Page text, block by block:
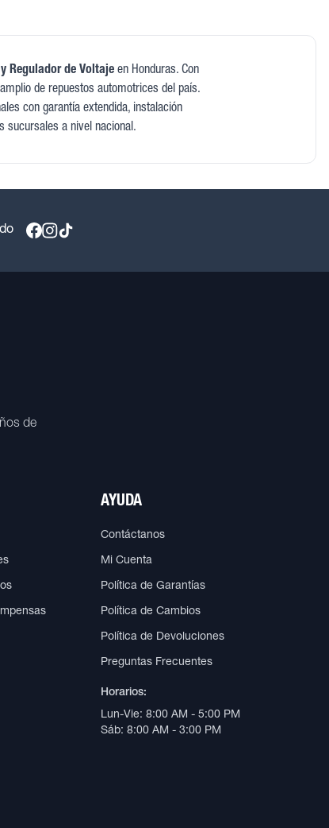
Regulador de Voltaje en Honduras. Con
de repuestos automotrices del país.
con garantía extendida, instalación
sucursales a nivel nacional.
de
AYUDA
Contáctanos
Mi Cuenta
Política de Garantías
Política de Cambios
Política de Devoluciones
Preguntas Frecuentes
Horarios:
Lun-Vie: 8:00 AM - 5:00 PM
Sáb: 8:00 AM - 3:00 PM